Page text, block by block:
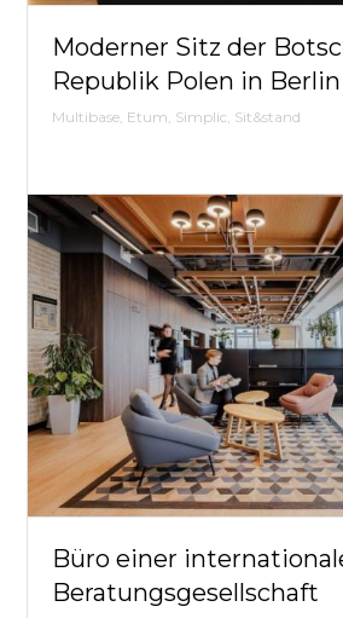
Moderner Sitz der
Republik Polen in Berlin
Multibase, Etum, Simplic, Sit&stand
Büro einer internationalen
Beratungsgesellschaft